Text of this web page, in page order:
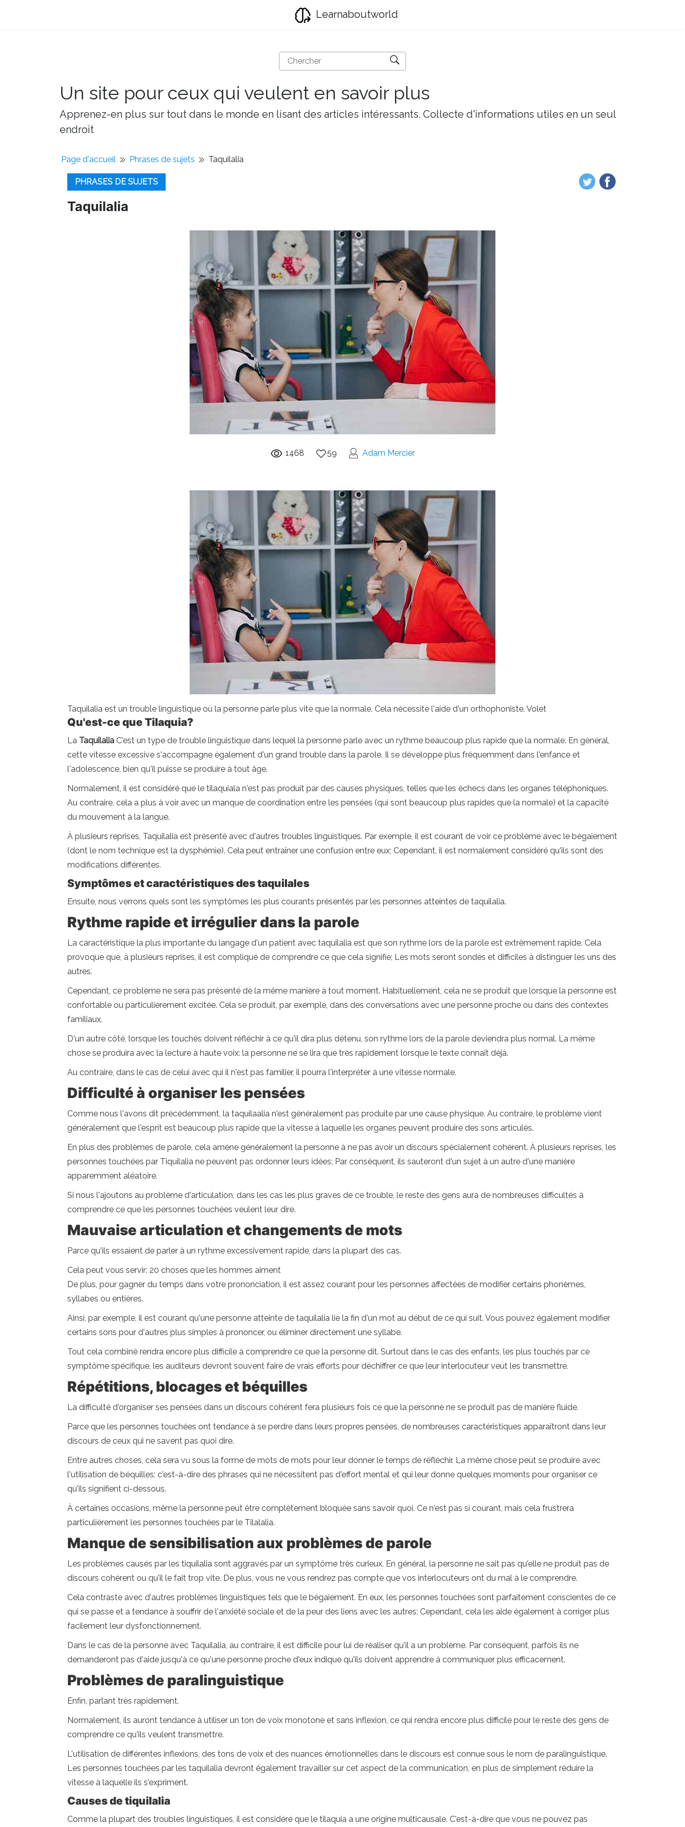
Learnaboutworld
Un site pour ceux qui veulent en savoir plus
Apprenez-en plus sur tout dans le monde en lisant des articles intéressants. Collecte d'informations utiles en un seul
endroit
Page d'accueil Phrases de sujets Taquilalia
PHRASES DE SUJETS
Taquilalia
1468 59 Adam Mercier
Taquilalia est un trouble linguistique où la personne parle plus vite que la normale. Cela nécessite l'aide d'un orthophoniste. Volet
Qu'est-ce que Tilaquia?
La Taquilalia C'est un type de trouble linguistique dans lequel la personne parle avec un rythme beaucoup plus rapide que la normale. En général,
cette vitesse excessive s'accompagne également d'un grand trouble dans la parole. Il se développe plus fréquemment dans l'enfance et
l'adolescence, bien qu'il puisse se produire à tout âge.
Normalement, il est considéré que le tilaquiala n'est pas produit par des causes physiques, telles que les échecs dans les organes téléphoniques.
Au contraire, cela a plus à voir avec un manque de coordination entre les pensées (qui sont beaucoup plus rapides que la normale) et la capacité
du mouvement à la langue.
À plusieurs reprises, Taquilalia est présenté avec d'autres troubles linguistiques. Par exemple, il est courant de voir ce problème avec le bégaiement
(dont le nom technique est la dysphémie). Cela peut entraîner une confusion entre eux; Cependant, il est normalement considéré qu'ils sont des
modifications différentes.
Symptômes et caractéristiques des taquilales
Ensuite, nous verrons quels sont les symptômes les plus courants présentés par les personnes atteintes de taquilalia.
Rythme rapide et irrégulier dans la parole
La caractéristique la plus importante du langage d'un patient avec taquilalia est que son rythme lors de la parole est extrêmement rapide. Cela
provoque que, à plusieurs reprises, il est compliqué de comprendre ce que cela signifie; Les mots seront sondés et difficiles à distinguer les uns des
autres.
Cependant, ce problème ne sera pas présenté de la même manière à tout moment. Habituellement, cela ne se produit que lorsque la personne est
confortable ou particulièrement excitée. Cela se produit, par exemple, dans des conversations avec une personne proche ou dans des contextes
familiaux.
D'un autre côté, lorsque les touchés doivent réfléchir à ce qu'il dira plus détenu, son rythme lors de la parole deviendra plus normal. La même
chose se produira avec la lecture à haute voix: la personne ne se lira que très rapidement lorsque le texte connaît déjà.
Au contraire, dans le cas de celui avec qui il n'est pas familier, il pourra l'interpréter à une vitesse normale.
Difficulté à organiser les pensées
Comme nous l'avons dit précédemment, la taquilaalia n'est généralement pas produite par une cause physique. Au contraire, le problème vient
généralement que l'esprit est beaucoup plus rapide que la vitesse à laquelle les organes peuvent produire des sons articulés.
En plus des problèmes de parole, cela amène généralement la personne à ne pas avoir un discours spécialement cohérent. À plusieurs reprises, les
personnes touchées par Tiquilalia ne peuvent pas ordonner leurs idées; Par conséquent, ils sauteront d'un sujet à un autre d'une manière
apparemment aléatoire.
Si nous l'ajoutons au problème d'articulation, dans les cas les plus graves de ce trouble, le reste des gens aura de nombreuses difficultés à
comprendre ce que les personnes touchées veulent leur dire.
Mauvaise articulation et changements de mots
Parce qu'ils essaient de parler à un rythme excessivement rapide, dans la plupart des cas.
Cela peut vous servir: 20 choses que les hommes aiment
De plus, pour gagner du temps dans votre prononciation, il est assez courant pour les personnes affectées de modifier certains phonèmes,
syllabes ou entières.
Ainsi, par exemple, il est courant qu'une personne atteinte de taquilalia lie la fin d'un mot au début de ce qui suit. Vous pouvez également modifier
certains sons pour d'autres plus simples à prononcer, ou éliminer directement une syllabe.
Tout cela combiné rendra encore plus difficile à comprendre ce que la personne dit. Surtout dans le cas des enfants, les plus touchés par ce
symptôme spécifique, les auditeurs devront souvent faire de vrais efforts pour déchiffrer ce que leur interlocuteur veut les transmettre.
Répétitions, blocages et béquilles
La difficulté d'organiser ses pensées dans un discours cohérent fera plusieurs fois ce que la personne ne se produit pas de manière fluide.
Parce que les personnes touchées ont tendance à se perdre dans leurs propres pensées, de nombreuses caractéristiques apparaîtront dans leur
discours de ceux qui ne savent pas quoi dire.
Entre autres choses, cela sera vu sous la forme de mots de mots pour leur donner le temps de réfléchir. La même chose peut se produire avec
l'utilisation de béquilles; c'est-à-dire des phrases qui ne nécessitent pas d'effort mental et qui leur donne quelques moments pour organiser ce
qu'ils signifient ci-dessous.
À certaines occasions, même la personne peut être complètement bloquée sans savoir quoi. Ce n'est pas si courant, mais cela frustrera
particulièrement les personnes touchées par le Tilalalia.
Manque de sensibilisation aux problèmes de parole
Les problèmes causés par les tiquilalia sont aggravés par un symptôme très curieux. En général, la personne ne sait pas qu'elle ne produit pas de
discours cohérent ou qu'il le fait trop vite. De plus, vous ne vous rendrez pas compte que vos interlocuteurs ont du mal à le comprendre.
Cela contraste avec d'autres problèmes linguistiques tels que le bégaiement. En eux, les personnes touchées sont parfaitement conscientes de ce
qui se passe et a tendance à souffrir de l'anxiété sociale et de la peur des liens avec les autres; Cependant, cela les aide également à corriger plus
facilement leur dysfonctionnement.
Dans le cas de la personne avec Taquilalia, au contraire, il est difficile pour lui de réaliser qu'il a un problème. Par conséquent, parfois ils ne
demanderont pas d'aide jusqu'à ce qu'une personne proche d'eux indique qu'ils doivent apprendre à communiquer plus efficacement.
Problèmes de paralinguistique
Enfin, parlant très rapidement.
Normalement, ils auront tendance à utiliser un ton de voix monotone et sans inflexion, ce qui rendra encore plus difficile pour le reste des gens de
comprendre ce qu'ils veulent transmettre.
L'utilisation de différentes inflexions, des tons de voix et des nuances émotionnelles dans le discours est connue sous le nom de paralinguistique.
Les personnes touchées par les taquilalia devront également travailler sur cet aspect de la communication, en plus de simplement réduire la
vitesse à laquelle ils s'expriment.
Causes de tiquilalia
Comme la plupart des troubles linguistiques, il est considéré que le tilaquia a une origine multicausale. C'est-à-dire que vous ne pouvez pas